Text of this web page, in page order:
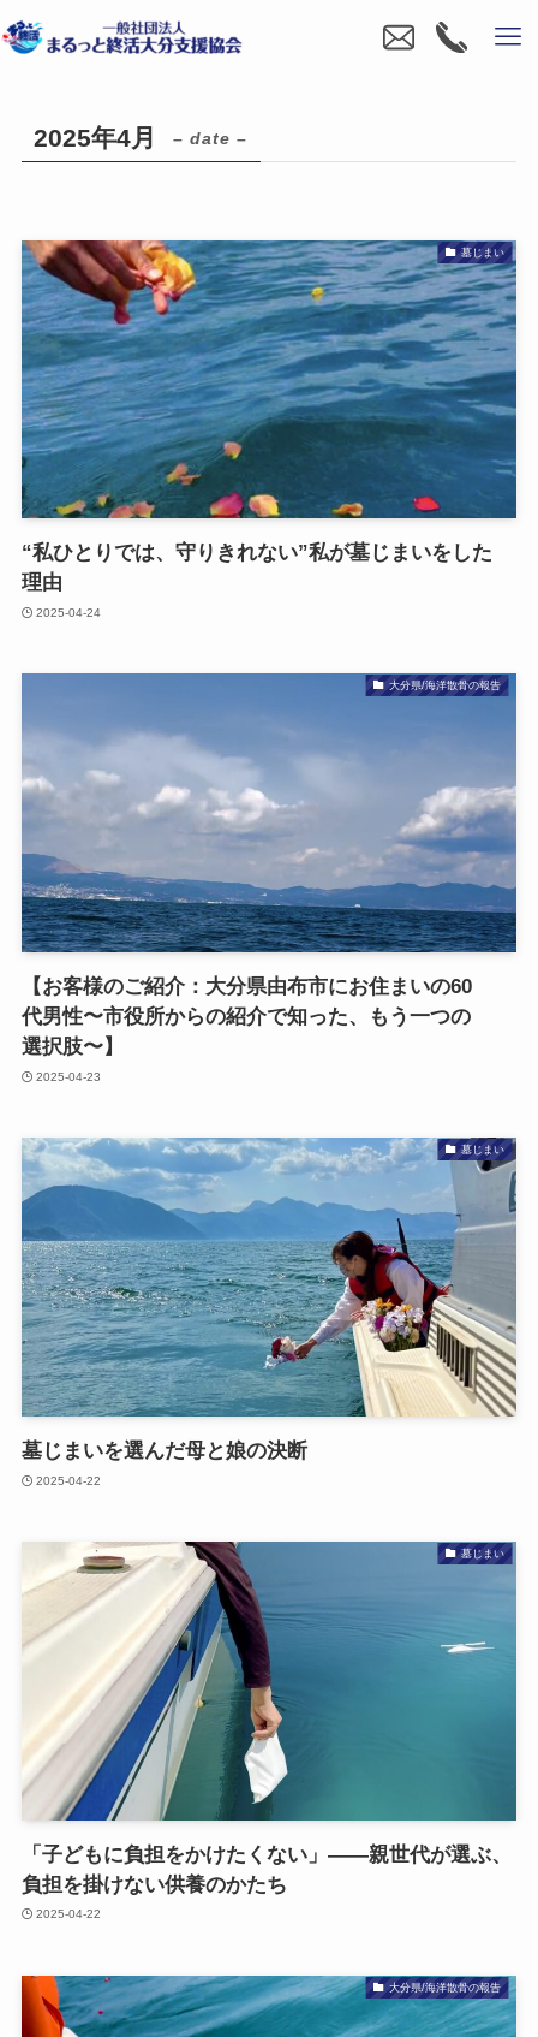
2025年4月 – date –
墓じまい
“​私ひとりでは、​守りきれない​”​私が​墓じまいを​した​
理由
2025-04-24
大分県/海洋散骨の報告
【お客様の​ご紹介：大分県由布市に​お住まいの​60​
代男性〜市役所からの​紹介で​知った、​もう​一つの​
選択肢〜】
2025-04-23
墓じまい
墓じまいを​選んだ母と​娘の​決断
2025-04-22
墓じまい
「子どもに​負担を​かけたくない」——親世代が​選ぶ、​
負担を​掛けない​供養のかたち
2025-04-22
大分県/海洋散骨の報告